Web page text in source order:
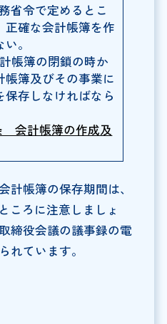
省令で定めるとこ
正確な会計帳簿を作
。
帳簿の閉鎖の時か
帳簿及びその事業に
存しなければなら
会計帳簿の作成及
計帳簿の保存期間は、
ころに注意しましょ
締役会議の議事録の電
れています。